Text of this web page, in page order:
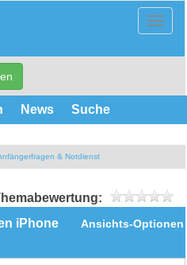
News Suche
& Notdienst
Ansichts-Optionen
iPhone